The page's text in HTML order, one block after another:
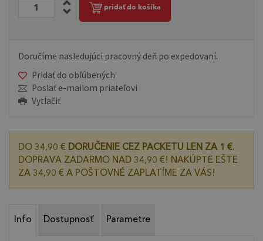
pridať do košíka
Doručíme nasledujúci pracovný deň po expedovaní.
Pridať do obľúbených
Poslať e-mailom priateľovi
Vytlačiť
DO 34,90 € DORUČENIE CEZ PACKETU LEN ZA 1 €.
DOPRAVA ZADARMO NAD 34,90 €! NAKÚPTE EŠTE
ZA 34,90 € A POŠTOVNÉ ZAPLATÍME ZA VÁS!
Info Dostupnosť Parametre